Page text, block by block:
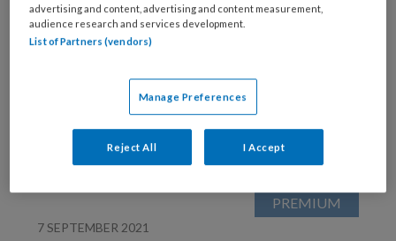
2 DECEMBER 2021
Wat blijft, is de
bevlogenheid
7 SEPTEMBER 2021
advertising and content, advertising and content measurement,
audience research and services development.
List of Partners (vendors)
Manage Preferences
Reject All I Accept